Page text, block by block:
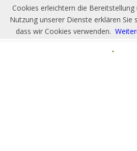
Cookies erleichtern die
Nutzung unserer Dienste erklären Sie
dass wir Cookies verwenden.